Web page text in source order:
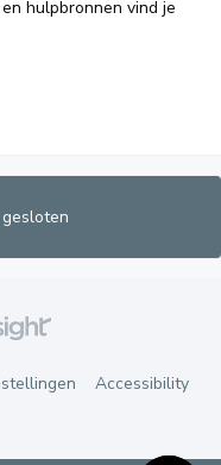
hulpbronnen vind je
Accessibility